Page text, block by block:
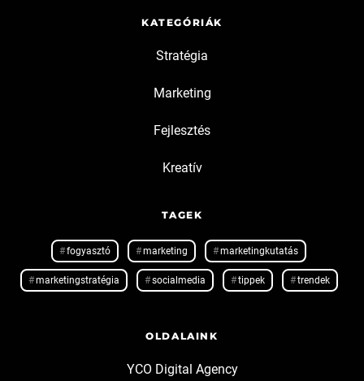
KATEGÓRIÁK
Stratégia
Marketing
Fejlesztés
Kreatív
TAGEK
fogyasztó marketing marketingkutatás
marketingstratégia socialmedia tippek trendek
OLDALAINK
YCO Digital Agency